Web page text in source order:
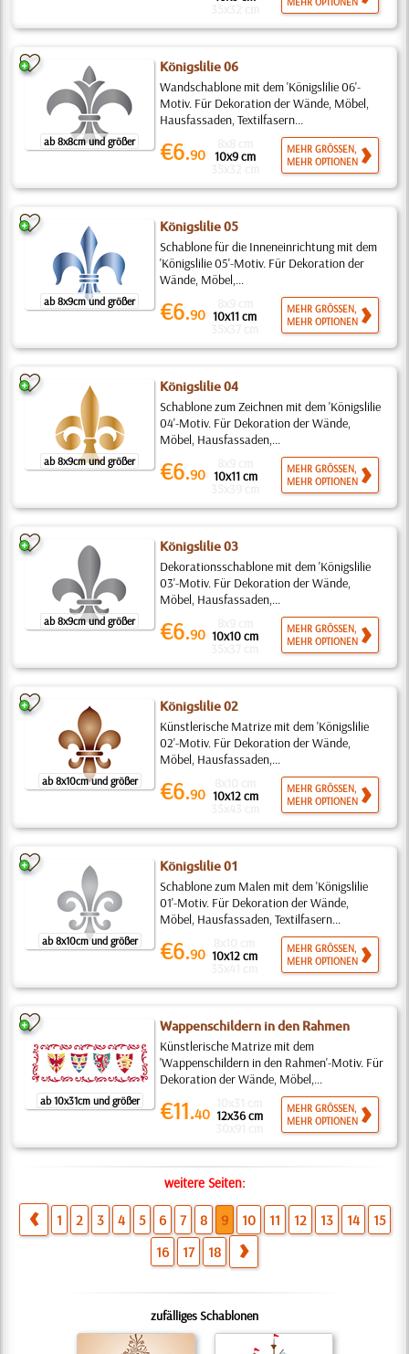
ab 8x8cm und größer
Königslilie 06
Wandschablone mit dem 'Königslilie 06'-
Motiv. Für Dekoration der Wände, Möbel,
Hausfassaden, Textilfasern...
€6.90 10x9 cm
MEHR GRÖSSEN,
MEHR OPTIONEN
ab 8x9cm und größer
Königslilie 05
Schablone für die Inneneinrichtung mit dem
'Königslilie 05'-Motiv. Für Dekoration der
Wände, Möbel,...
€6.90 10x11 cm
MEHR GRÖSSEN,
MEHR OPTIONEN
ab 8x9cm und größer
Königslilie 04
Schablone zum Zeichnen mit dem 'Königslilie
04'-Motiv. Für Dekoration der Wände,
Möbel, Hausfassaden,...
€6.90 10x11 cm
MEHR GRÖSSEN,
MEHR OPTIONEN
ab 8x9cm und größer
Königslilie 03
Dekorationsschablone mit dem 'Königslilie
03'-Motiv. Für Dekoration der Wände,
Möbel, Hausfassaden,...
€6.90 10x10 cm
MEHR GRÖSSEN,
MEHR OPTIONEN
ab 8x10cm und größer
Königslilie 02
Künstlerische Matrize mit dem 'Königslilie
02'-Motiv. Für Dekoration der Wände,
Möbel, Hausfassaden,...
€6.90 10x12 cm
MEHR GRÖSSEN,
MEHR OPTIONEN
ab 8x10cm und größer
Königslilie 01
Schablone zum Malen mit dem 'Königslilie
01'-Motiv. Für Dekoration der Wände,
Möbel, Hausfassaden, Textilfasern...
€6.90 10x12 cm
MEHR GRÖSSEN,
MEHR OPTIONEN
ab 10x31cm und größer
Wappenschildern in den Rahmen
Künstlerische Matrize mit dem
'Wappenschildern in den Rahmen'-Motiv. Für
Dekoration der Wände, Möbel,...
€11.40 12x36 cm
MEHR GRÖSSEN,
MEHR OPTIONEN
weitere Seiten:
1 2 3 4 5 6 7 8 9 10 11 12 13 14
15
16
17 18
zufälliges Schablonen